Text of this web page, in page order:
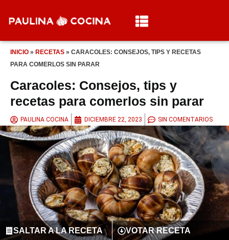
INICIO » RECETAS » CARACOLES: CONSEJOS, TIPS Y RECETAS
PARA COMERLOS SIN PARAR
Caracoles: Consejos, tips y
recetas para comerlos sin parar
PAULINA COCINA DICIEMBRE 22, 2023 SIN COMENTARIOS
SALTAR A LA RECETA VOTAR RECETA